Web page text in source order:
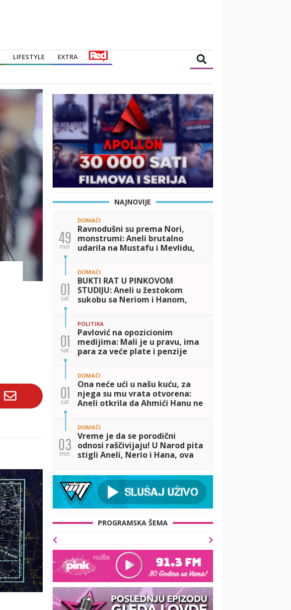
LIFESTYLE EXTRA
NAJNOVIJE
49
min
DOMAĆI
Ravnodušni su prema Nori,
monstrumi: Aneli brutalno
udarila na Mustafu i Mevlidu,
Durdžića: Uništili su dete, ona
im je pr
01
sat
DOMAĆI
BUKTI RAT U PINKOVOM
STUDIJU: Aneli u žestokom
sukobu sa Neriom i Hanom,
01
sat
POLITIKA
Pavlović na opozicionim
medijima: Mali je u pravu, ima
para za veće plate i penzije
01
sat
DOMAĆI
Ona neće ući u našu kuću, za
njega su mu vrata otvorena:
Aneli otkrila da Ahmići Hanu ne
otkrio da se nije čuo sa
majkom! (V
03
min
DOMAĆI
Vreme je da se porodični
odnosi raščivijaju! U Narod pita
stigli Aneli, Nerio i Hana, ova
PROGRAMSKA ŠEMA